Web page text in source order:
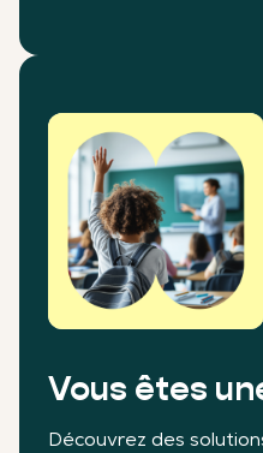
Vous êtes
Découvrez des